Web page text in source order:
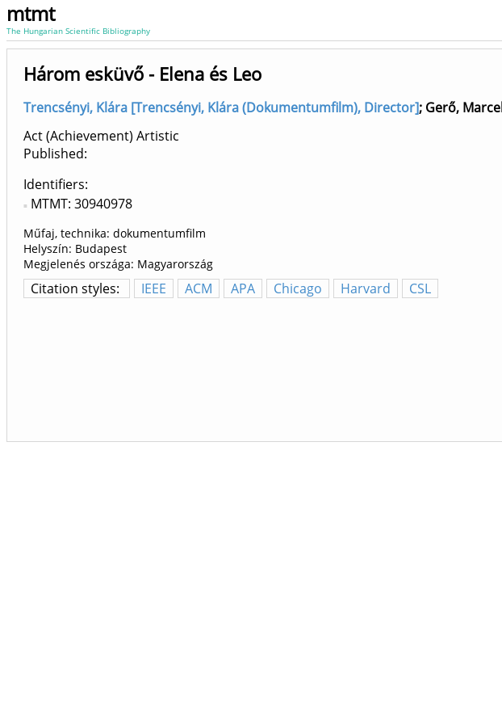
mtmt
The Hungarian Scientific Bibliography
Három esküvő - Elena és Leo
Trencsényi, Klára [Trencsényi, Klára (Dokumentumfilm), Director]; Gerő,
Act (Achievement) Artistic
Published:
Identifiers
MTMT: 30940978
Műfaj, technika: dokumentumfilm
Helyszín: Budapest
Megjelenés országa: Magyarország
Citation styles: IEEE ACM APA Chicago Harvard CSL